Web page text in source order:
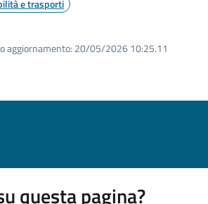
e trasporti
aggiornamento: 20/05/2026 10:25.11
questa pagina?